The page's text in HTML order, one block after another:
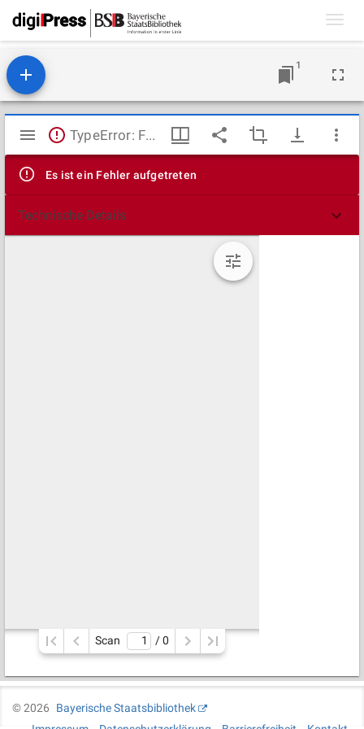
1
Mirador
Viewer
TypeError: Failed to fetch
Es ist ein Fehler aufgetreten
Technische Details
Scan / 0
©2026
Bayerische Staatsbibliothek